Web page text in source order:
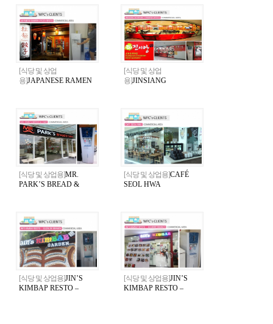
[식당 및 상업
용]JAPANESE RAMEN
[식당 및 상업
용]JINSIANG
[식당 및 상업용]MR.
PARK’S BREAD &
[식당 및 상업용]CAFÉ
SEOL HWA
[식당 및 상업용]JIN’S
KIMBAP RESTO –
[식당 및 상업용]JIN’S
KIMBAP RESTO –